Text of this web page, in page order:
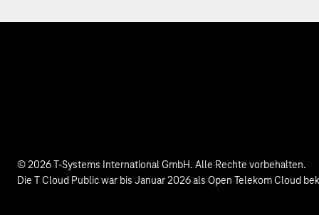
© 2026 T-Systems International GmbH. Alle Rechte vorbehalten.
Die T Cloud Public war bis Januar 2026 als Open Telekom Cloud